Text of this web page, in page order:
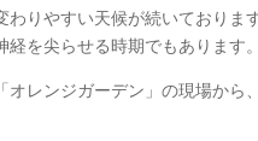
りやすい天候が続いておりま
を尖らせる時期でもあります。
レンジガーデン」の現場から